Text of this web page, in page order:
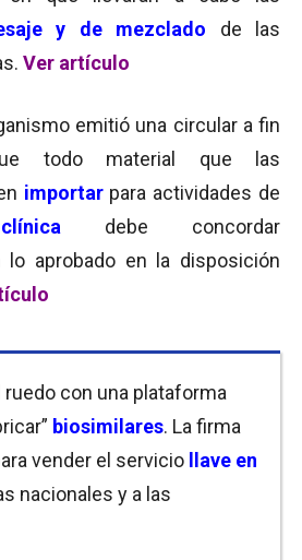
y de mezclado de las
Ver artículo
emitió una circular a fin
todo material que las
importar para actividades de
clínica debe concordar
aprobado en la disposición
ruedo con una plataforma
biosimilares. La firma
vender el servicio
llave en
nacionales y a las